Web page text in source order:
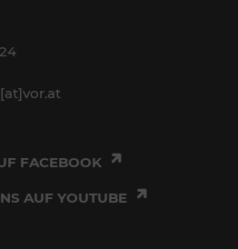
FACEBOOK
AUF YOUTUBE